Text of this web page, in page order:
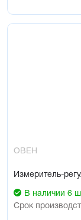
ОВЕН
Измеритель-
В наличии 6
Срок